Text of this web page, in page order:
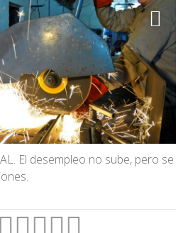
Dom
El desempleo no sube, pero se